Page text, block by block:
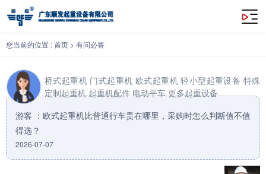
欧式起重机比普通行车贵在哪里，采购时怎么判断值不值得选？
您当前的位置 :首页 > 有问必答
桥式起重机 门式起重机 欧式起重机 轻小型起重设备 特殊
定制起重机 起重机配件 电动平车 更多起重设备
游客 ：欧式起重机比普通行车贵在哪里，采购时怎么判断值不值
得选？
2026-07-07